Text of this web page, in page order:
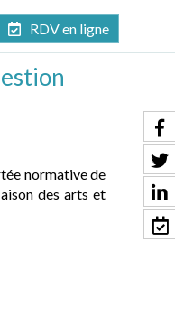
RDV en ligne
normative de
des arts et